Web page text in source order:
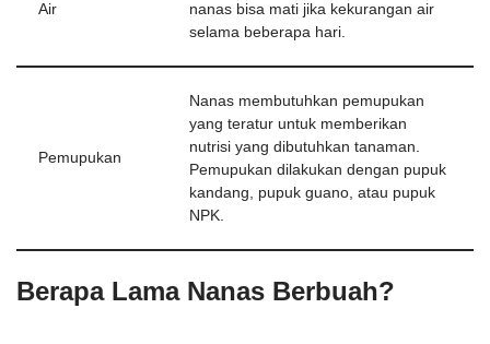
Air
nanas bisa mati jika kekurangan air
selama beberapa hari.
Pemupukan
Nanas membutuhkan pemupukan
yang teratur untuk memberikan
nutrisi yang dibutuhkan tanaman.
Pemupukan dilakukan dengan pupuk
kandang, pupuk guano, atau pupuk
NPK.
Berapa Lama Nanas Berbuah?